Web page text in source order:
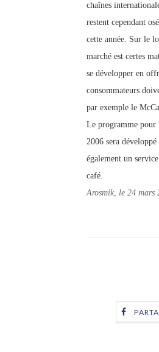
chaînes
restent cependant
cette année. Sur le
marché est certes
se développer en
consommateurs
par exemple le
Le programme pour
2006 sera
également un
café.
Arosmik, le 24 mars